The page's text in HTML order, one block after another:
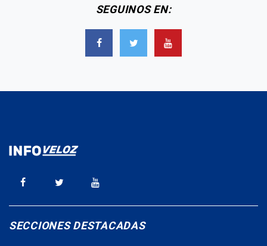
SEGUINOS EN:
SECCIONES DESTACADAS